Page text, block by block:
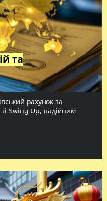
та
рахунок за
Swing Up, надійним